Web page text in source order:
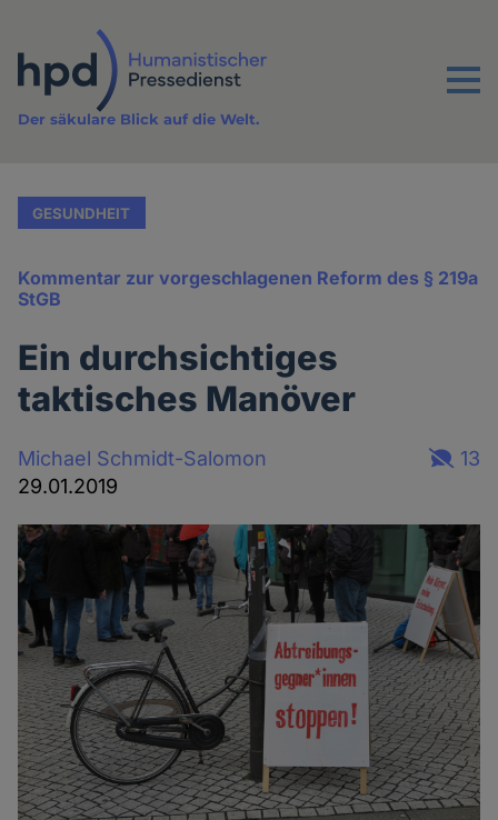
Inhalt
Menu
Der säkulare Blick auf die Welt.
GESUNDHEIT
Kommentar zur vorgeschlagenen Reform des § 219a
StGB
Ein durchsichtiges
taktisches Manöver
Michael Schmidt-Salomon
29.01.2019
13